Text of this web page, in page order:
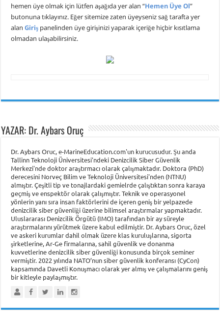
hemen üye olmak için lütfen aşağıda yer alan “Hemen Üye Ol”
butonuna tıklayınız. Eğer sitemize zaten üyeyseniz sağ tarafta yer
alanGiriş panelinden üye girişinizi yaparak içeriğe hiçbir kısıtlama
olmadan ulaşabilirsiniz.
YAZAR: Dr. Aybars Oruç
Dr. Aybars Oruc, e-MarineEducation.com'un kurucusudur. Şu anda
Tallinn Teknoloji Üniversitesi'ndeki Denizcilik Siber Güvenlik
Merkezi'nde doktor araştırmacı olarak çalışmaktadır. Doktora (PhD)
derecesini Norveç Bilim ve Teknoloji Üniversitesi'nden (NTNU)
almıştır. Çeşitli tip ve tonajlardaki gemielrde çalıştıktan sonra karaya
geçmiş ve enspektör olarak çalışmıştır. Teknik ve operasyonel
yönlerin yanı sıra insan faktörlerini de içeren geniş bir yelpazede
denizcilik siber güvenliği üzerine bilimsel araştırmalar yapmaktadır.
Uluslararası Denizcilik Örgütü (IMO) tarafından bir ay süreyle
araştırmalarını yürütmek üzere kabul edilmiştir. Dr. Aybars Oruc, özel
ve askeri kurumlar dahil olmak üzere klas kuruluşlarına, sigorta
şirketlerine, Ar-Ge firmalarına, sahil güvenlik ve donanma
kuvvetlerine denizcilik siber güvenliği konusunda birçok seminer
vermiştir. 2022 yılında NATO’nun siber güvenlik konferansı (CyCon)
kapsamında Davetli Konuşmacı olarak yer almış ve çalışmalarını geniş
bir kitleyle paylaşmıştır.